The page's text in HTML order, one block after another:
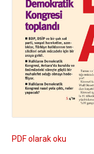
PDF olarak oku